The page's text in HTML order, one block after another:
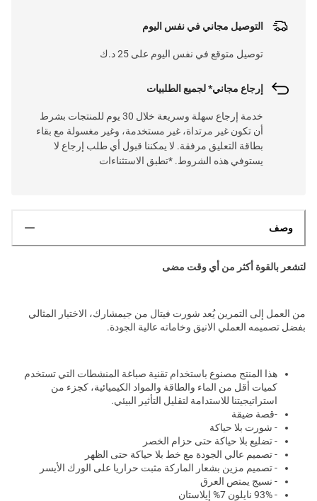
التوصيل مجاني في نفس اليوم
توصيل متوقع في نفس اليوم على 25 د.ك
إرجاع مجاني* لجميع الطلبيات
خدمة إرجاع سهلة وسريعة خلال 30 يوم للمنتجات بشرط
أن تكون غير مرتداة، غير مستخدمة، وغير مغسولة مع بقاء
بطاقة التعليق مرفقة. لا يمكننا قبول أي طلب إرجاع لا
يستوفي هذه الشروط. *تطبق الاستثناءات
وصف
لتشعر بالقوة أكثر من أي وقت مضى
من العمل إلى التمرين يُعد شورت فيتال من جيمشارك، الاختيار المثالي
بفضل تصميمه العملي الانيق وخاماته عالية الجودة.
هذا المنتج مصنوع باستخدام تقنية صباغة المنشطات التي تستخدم
كميات أقل من الماء والطاقة والمواد الكيميائية، كجزء من
استراتيجيتنا للاستدامة لتقليل التأثير البيئي.
-قصة ضيقة
- شورت بلا حياكة
- تضليع بلا حياكة حتى حزام الخصر
- تصميم عالي الجودة مع خط بلا حياكة حتى الظهر
- تصميم مزين بشعار الماركة مثبت حراريا على الورك الأيسر
- نسيج يمتص العرق
- 93% نايلون 7% إيلاستان